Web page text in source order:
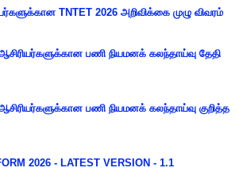
TNTET 2026 அறிவிக்கை முழு விவரம்
பணி நியமனக் கலந்தாய்வு தேதி
பணி நியமனக் கலந்தாய்வு குறித்த
2026 - LATEST VERSION - 1.1